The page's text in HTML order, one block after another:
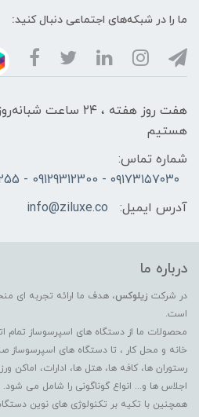
ما را در شبکه‌های اجتماعی دنبال کنید:
هفت روز هفته ، ۲۴
هستیم
شماره تماس:
۰۹۱۷۳۱۵۷۰۳۰ - 09129312300 - 07137742255
آدرس ایمیل:
info@ziluxe.co
درباره ما
در شرکت زیلوکس، هدف ما ارائه تجربه ای
است.
محصولات ما از دستگاه های اسپرسوساز تمام
خانه و محل کار ، تا دستگاه های اسپرسوساز
رستوران ها، کافه ها، هتل ها، ادارات، اماکن
اجلاس ها و... انواع گوناگونی را شامل می شود.
همچنین با تکیه بر تکنولوژی های نوین